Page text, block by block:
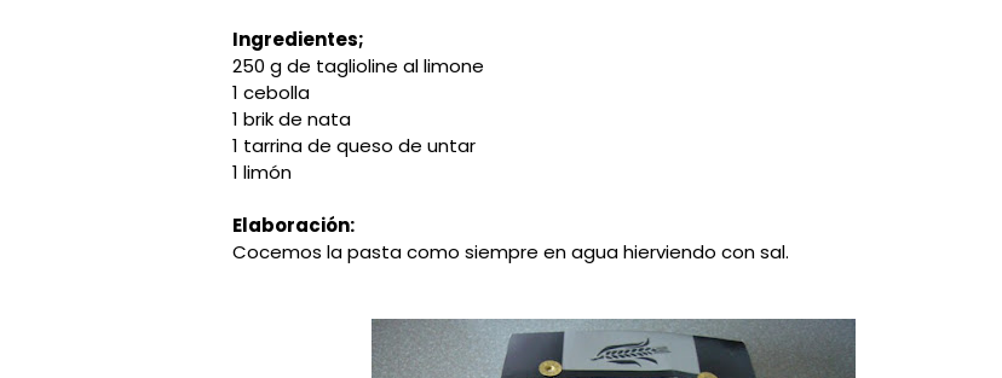
Ingredientes;
250 g de taglioline al limone
1 cebolla
1 brik de nata
1 tarrina de queso de untar
1 limón
Elaboración:
Cocemos la pasta como siempre en agua hierviendo con sal.